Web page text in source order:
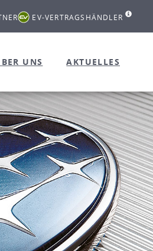
EV-VERTRAGSHÄNDLER
UNS AKTUELLES